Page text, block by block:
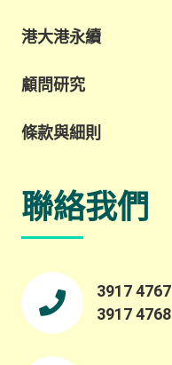
港大港永續
顧問研究
條款與細則
聯絡我們
3917 4767
3917 4768